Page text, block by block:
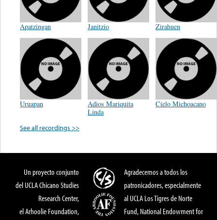
Apatzingan Janitzio Zirahuen
Uruapan
Adios Mariquita
Linda
Cielo Michoacano
See all recordings >>
Un proyecto conjunto
del UCLA Chicano Studies
Research Center,
el Arhoolie Foundation,
Agradecemos a todos los
patronicadores, especialmente
al UCLA Los Tigres de Norte
Fund, National Endowment for